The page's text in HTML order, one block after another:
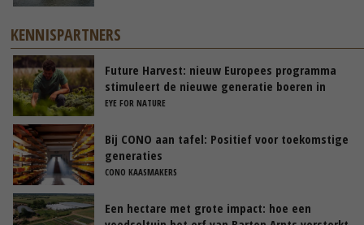
KENNISPARTNERS
Future Harvest: nieuw Europees programma
stimuleert de nieuwe generatie boeren in
Nederland
EYE FOR NATURE
Bij CONO aan tafel: Positief voor toekomstige
generaties
CONO KAASMAKERS
Een hectare met grote impact: hoe een